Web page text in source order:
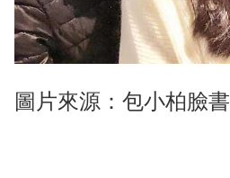
圖片來源：包小柏臉書